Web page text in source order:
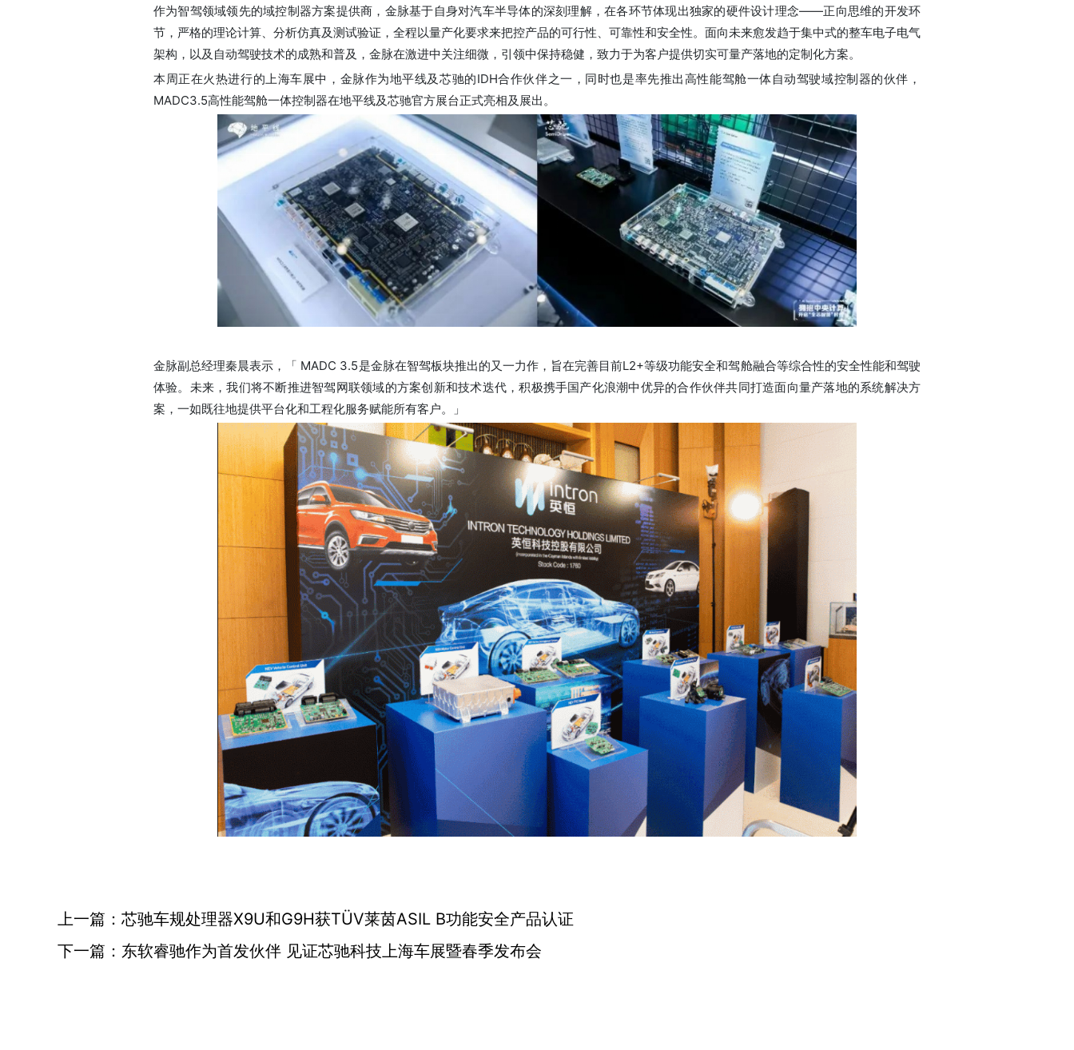
作为智驾领域领先的域控制器方案提供商，金脉基于自身对汽车半导体的深刻理解，在各环节体现出独家的硬件设计理念——正向思维的开发环
节，严格的理论计算、分析仿真及测试验证，全程以量产化要求来把控产品的可行性、可靠性和安全性。面向未来愈发趋于集中式的整车电子电气
架构，以及自动驾驶技术的成熟和普及，金脉在激进中关注细微，引领中保持稳健，致力于为客户提供切实可量产落地的定制化方案。
本周正在火热进行的上海车展中，金脉作为地平线及芯驰的IDH合作伙伴之一，同时也是率先推出高性能驾舱一体自动驾驶域控制器的伙伴，
MADC3.5高性能驾舱一体控制器在地平线及芯驰官方展台正式亮相及展出。
金脉副总经理秦晨表示，「 MADC 3.5是金脉在智驾板块推出的又一力作，旨在完善目前L2+等级功能安全和驾舱融合等综合性的安全性能和驾驶
体验。未来，我们将不断推进智驾网联领域的方案创新和技术迭代，积极携手国产化浪潮中优异的合作伙伴共同打造面向量产落地的系统解决方
案，一如既往地提供平台化和工程化服务赋能所有客户。」
上一篇：芯驰车规处理器X9U和G9H获TÜV莱茵ASIL B功能安全产品认证
下一篇：东软睿驰作为首发伙伴 见证芯驰科技上海车展暨春季发布会